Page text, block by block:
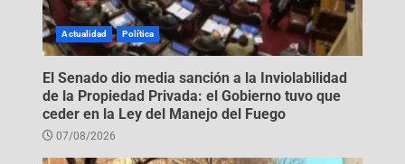
Actualidad Política
El Senado dio media sanción a la Inviolabilidad
de la Propiedad Privada: el Gobierno tuvo que
ceder en la Ley del Manejo del Fuego
07/08/2026